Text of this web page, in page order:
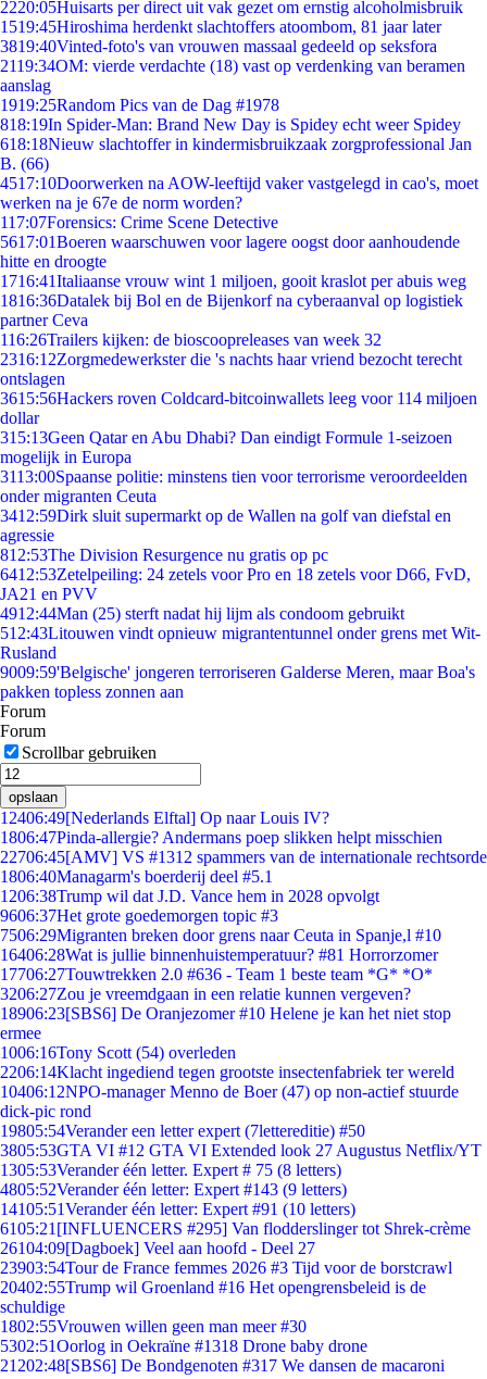
2220:05Huisarts per direct uit vak gezet om ernstig alcoholmisbruik
1519:45Hiroshima herdenkt slachtoffers atoombom, 81 jaar later
3819:40Vinted-foto's van vrouwen massaal gedeeld op seksfora
2119:34OM: vierde verdachte (18) vast op verdenking van beramen
aanslag
1919:25Random Pics van de Dag #1978
818:19In Spider-Man: Brand New Day is Spidey echt weer Spidey
618:18Nieuw slachtoffer in kindermisbruikzaak zorgprofessional Jan
B. (66)
4517:10Doorwerken na AOW-leeftijd vaker vastgelegd in cao's, moet
werken na je 67e de norm worden?
117:07Forensics: Crime Scene Detective
5617:01Boeren waarschuwen voor lagere oogst door aanhoudende
hitte en droogte
1716:41Italiaanse vrouw wint 1 miljoen, gooit kraslot per abuis weg
1816:36Datalek bij Bol en de Bijenkorf na cyberaanval op logistiek
partner Ceva
116:26Trailers kijken: de bioscoopreleases van week 32
2316:12Zorgmedewerkster die 's nachts haar vriend bezocht terecht
ontslagen
3615:56Hackers roven Coldcard-bitcoinwallets leeg voor 114 miljoen
dollar
315:13Geen Qatar en Abu Dhabi? Dan eindigt Formule 1-seizoen
mogelijk in Europa
3113:00Spaanse politie: minstens tien voor terrorisme veroordeelden
onder migranten Ceuta
3412:59Dirk sluit supermarkt op de Wallen na golf van diefstal en
agressie
812:53The Division Resurgence nu gratis op pc
6412:53Zetelpeiling: 24 zetels voor Pro en 18 zetels voor D66, FvD,
JA21 en PVV
4912:44Man (25) sterft nadat hij lijm als condoom gebruikt
512:43Litouwen vindt opnieuw migrantentunnel onder grens met Wit-
Rusland
9009:59'Belgische' jongeren terroriseren Galderse Meren, maar Boa's
pakken topless zonnen aan
Forum
Forum
Scrollbar gebruiken
opslaan
12406:49[Nederlands Elftal] Op naar Louis IV?
1806:47Pinda-allergie? Andermans poep slikken helpt misschien
22706:45[AMV] VS #1312 spammers van de internationale rechtsorde
1806:40Managarm's boerderij deel #5.1
1206:38Trump wil dat J.D. Vance hem in 2028 opvolgt
9606:37Het grote goedemorgen topic #3
7506:29Migranten breken door grens naar Ceuta in Spanje,l #10
16406:28Wat is jullie binnenhuistemperatuur? #81 Horrorzomer
17706:27Touwtrekken 2.0 #636 - Team 1 beste team *G* *O*
3206:27Zou je vreemdgaan in een relatie kunnen vergeven?
18906:23[SBS6] De Oranjezomer #10 Helene je kan het niet stop
ermee
1006:16Tony Scott (54) overleden
2206:14Klacht ingediend tegen grootste insectenfabriek ter wereld
10406:12NPO-manager Menno de Boer (47) op non-actief stuurde
dick-pic rond
19805:54Verander een letter expert (7lettereditie) #50
3805:53GTA VI #12 GTA VI Extended look 27 Augustus Netflix/YT
1305:53Verander één letter. Expert # 75 (8 letters)
4805:52Verander één letter: Expert #143 (9 letters)
14105:51Verander één letter: Expert #91 (10 letters)
6105:21 [INFLUENCERS #295] Van flodderslinger tot Shrek-crème
26104:09[Dagboek] Veel aan hoofd - Deel 27
23903:54Tour de France femmes 2026 #3 Tijd voor de borstcrawl
20402:55Trump wil Groenland #16 Het opengrensbeleid is de
schuldige
1802:55Vrouwen willen geen man meer #30
5302:51Oorlog in Oekraïne #1318 Drone baby drone
21202:48[SBS6] De Bondgenoten #317 We dansen de macaroni